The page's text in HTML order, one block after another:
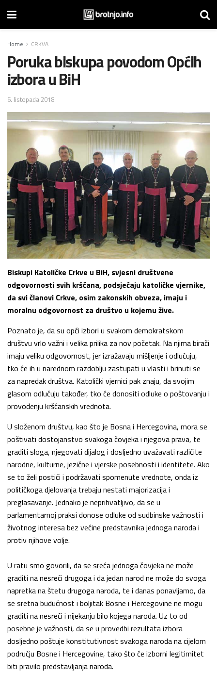
Home CRKVA
Poruka biskupa povodom Općih
izbora u BiH
6. listopada 2018.
Biskupi Katoličke Crkve u BiH, svjesni društvene
odgovornosti svih kršćana, podsjećaju katoličke vjernike,
da svi članovi Crkve, osim zakonskih obveza, imaju i
moralnu odgovornost za društvo u kojemu žive.
Poznato je, da su opći izbori u svakom demokratskom
društvu vrlo važni i velika prilika za nov početak. Na njima birači
imaju veliku odgovornost, jer izražavaju mišljenje i odlučuju,
tko će ih u narednom razdoblju zastupati u vlasti i brinuti se
za napredak društva. Katolički vjernici pak znaju, da svojim
glasom odlučuju također, tko će donositi odluke o poštovanju i
provođenju kršćanskih vrednota.
U složenom društvu, kao što je Bosna i Hercegovina, mora se
poštivati dostojanstvo svakoga čovjeka i njegova prava, te
graditi sloga, njegovati dijalog i dosljedno uvažavati različite
narodne, kulturne, jezične i vjerske posebnosti i identitete. Ako
se to želi postići i podržavati spomenute vrednote, onda iz
političkoga djelovanja trebaju nestati majorizacija i
preglasavanje. Jednako je neprihvatljivo, da se u
parlamentarnoj praksi donose odluke od sudbinske važnosti i
životnog interesa bez većine predstavnika jednoga naroda i
protiv njihove volje.
U ratu smo govorili, da se sreća jednoga čovjeka ne može
graditi na nesreći drugoga i da jedan narod ne može do svoga
napretka na štetu drugoga naroda, te i danas ponavljamo, da
se sretna budućnost i boljitak Bosne i Hercegovine ne mogu
graditi na nesreći i nijekanju bilo kojega naroda. Uz to od
posebne je važnosti, da se u provedbi rezultata izbora
dosljedno poštuje konstitutivnost svakoga naroda na cijelom
području Bosne i Hercegovine, tako što će izborni legitimitet
biti pravilo predstavljanja naroda.